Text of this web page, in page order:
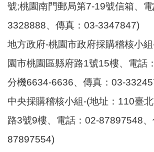
號;桃園南門郵局第7-19號信箱、
3328888、傳真：03-3347847)
地方政府-桃園市政府採購稽核小
園市桃園區縣府路1號15樓、電話
分機6634-6636、傳真：03-
中央採購稽核小組-(地址：110臺
路3號9樓、電話：02-87897548
87897554)